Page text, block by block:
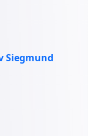
Siegmund